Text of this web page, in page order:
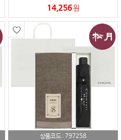
세트
14,256원
상품코드 : 797258